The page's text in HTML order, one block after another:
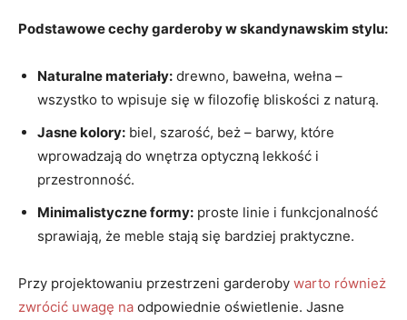
Podstawowe cechy garderoby w skandynawskim stylu:
Naturalne materiały: drewno, bawełna, wełna –
wszystko to wpisuje się w filozofię bliskości z naturą.
Jasne kolory: biel, szarość, beż – barwy, które
wprowadzają do wnętrza optyczną lekkość i
przestronność.
Minimalistyczne formy: proste linie i funkcjonalność
sprawiają, że meble stają się bardziej praktyczne.
Przy projektowaniu przestrzeni garderoby warto również
zwrócić uwagę na odpowiednie oświetlenie. Jasne